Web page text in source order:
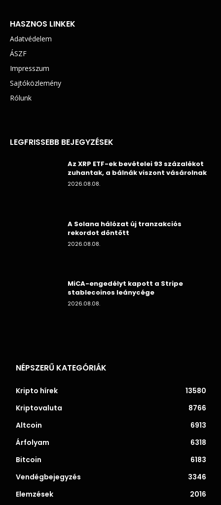
HASZNOS LINKEK
Adatvédelem
ÁSZF
Impresszum
Sajtóközlemény
Rólunk
LEGFRISSEBB BEJEGYZÉSEK
Az XRP ETF-ek bevételei 93 százalékot
zuhantak, a bálnák viszont vásárolnak
2026.08.08.
A Solana hálózat új tranzakciós
rekordot döntött
2026.08.08.
MiCA-engedélyt kapott a Stripe
stablecoinos leánycége
2026.08.08.
NÉPSZERŰ KATEGÓRIÁK
Kripto hírek
13580
Kriptovaluta
8766
Altcoin
6913
Árfolyam
6318
Bitcoin
6183
Vendégbejegyzés
3346
Elemzések
2016